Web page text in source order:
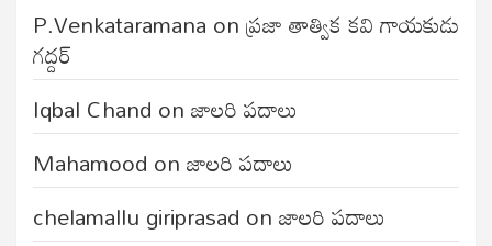
P.Venkataramana onప్రజా తాత్విక కవి గాయకుడు
గద్దర్
Iqbal Chand onజాలరి పదాలు
Mahamood onజాలరి పదాలు
chelamallu giriprasad onజాలరి పదాలు